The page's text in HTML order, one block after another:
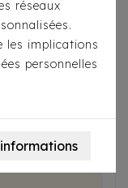
réseaux
les implications
personnelles